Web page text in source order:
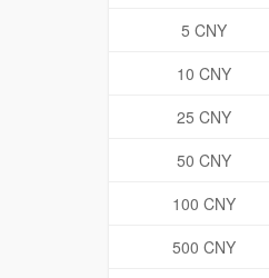
5 CNY
10 CNY
25 CNY
50 CNY
100 CNY
500 CNY